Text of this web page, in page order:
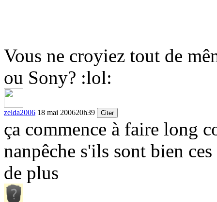
Vous ne croyiez tout de
ou Sony? :lol:
zelda2006 18 mai 200620h39 Citer
ça commence à faire long
nanpêche s'ils sont bien
de plus